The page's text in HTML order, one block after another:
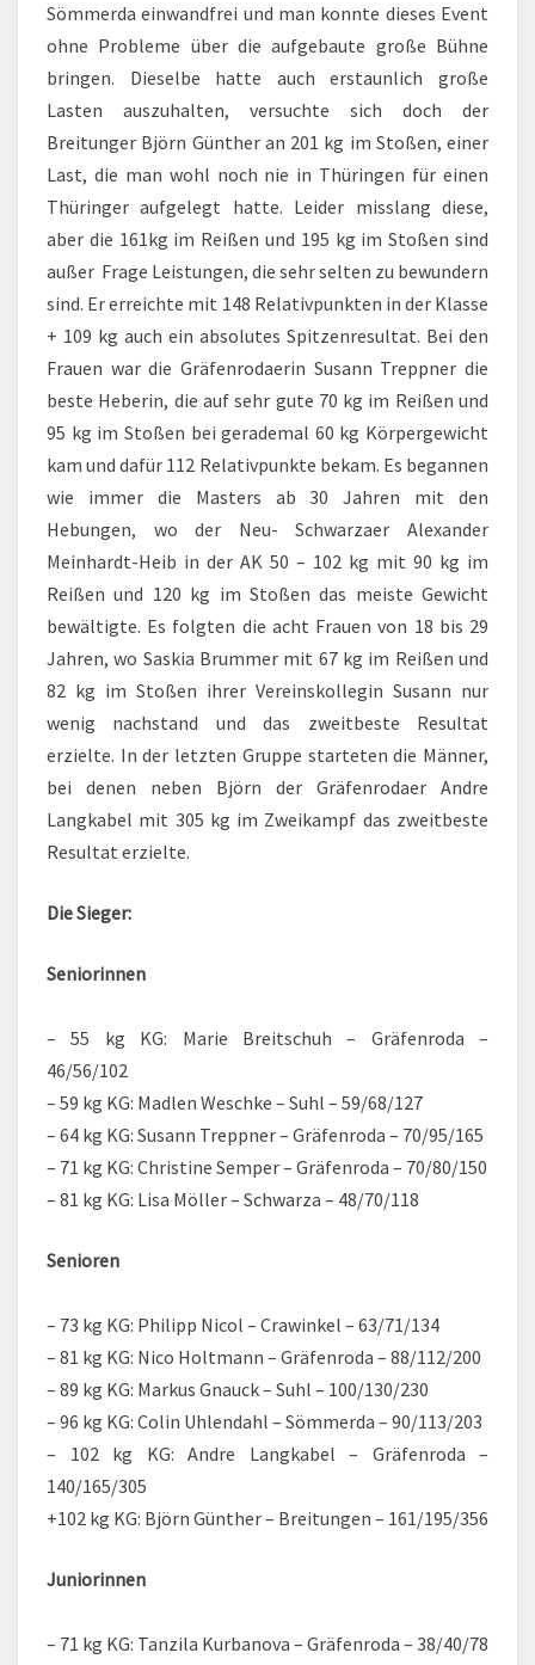
Sömmerda einwandfrei und man konnte dieses Event
ohne Probleme über die aufgebaute große Bühne
bringen. Dieselbe hatte auch erstaunlich große
Lasten auszuhalten, versuchte sich doch der
Breitunger Björn Günther an 201 kg im Stoßen, einer
Last, die man wohl noch nie in Thüringen für einen
Thüringer aufgelegt hatte. Leider misslang diese,
aber die 161kg im Reißen und 195 kg im Stoßen sind
außer Frage Leistungen, die sehr selten zu bewundern
sind. Er erreichte mit 148 Relativpunkten in der Klasse
+ 109 kg auch ein absolutes Spitzenresultat. Bei den
Frauen war die Gräfenrodaerin Susann Treppner die
beste Heberin, die auf sehr gute 70 kg im Reißen und
95 kg im Stoßen bei gerademal 60 kg Körpergewicht
kam und dafür 112 Relativpunkte bekam. Es begannen
wie immer die Masters ab 30 Jahren mit den
Hebungen, wo der Neu- Schwarzaer Alexander
Meinhardt-Heib in der AK 50 – 102 kg mit 90 kg im
Reißen und 120 kg im Stoßen das meiste Gewicht
bewältigte. Es folgten die acht Frauen von 18 bis 29
Jahren, wo Saskia Brummer mit 67 kg im Reißen und
82 kg im Stoßen ihrer Vereinskollegin Susann nur
wenig nachstand und das zweitbeste Resultat
erzielte. In der letzten Gruppe starteten die Männer,
bei denen neben Björn der Gräfenrodaer Andre
Langkabel mit 305 kg im Zweikampf das zweitbeste
Resultat erzielte.
Die Sieger:
Seniorinnen
– 55 kg KG: Marie Breitschuh – Gräfenroda –
46/56/102
– 59 kg KG: Madlen Weschke – Suhl – 59/68/127
– 64 kg KG: Susann Treppner – Gräfenroda – 70/95/165
– 71 kg KG: Christine Semper – Gräfenroda – 70/80/150
– 81 kg KG: Lisa Möller – Schwarza – 48/70/118
Senioren
– 73 kg KG: Philipp Nicol – Crawinkel – 63/71/134
– 81 kg KG: Nico Holtmann – Gräfenroda – 88/112/200
– 89 kg KG: Markus Gnauck – Suhl – 100/130/230
– 96 kg KG: Colin Uhlendahl – Sömmerda – 90/113/203
– 102 kg KG: Andre Langkabel – Gräfenroda –
140/165/305
+102 kg KG: Björn Günther – Breitungen – 161/195/356
Juniorinnen
– 71 kg KG: Tanzila Kurbanova – Gräfenroda – 38/40/78